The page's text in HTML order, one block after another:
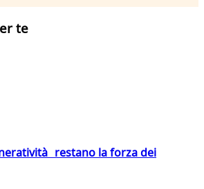
te
restano la forza dei